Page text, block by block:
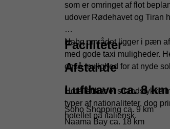
som er omringet af flot
udover Rødehavet og Tiran
Nabq området ligger i pæn
med gode taxi muligheder.
også mulighed for at nyde
Hotellet har et strandstykke
typer af nationaliteter, dog
hotellet på italiensk.
Faciliteter
Afstande
Lufthavn ca. 8 km
Soho Shopping ca. 9 km
Naama Bay ca. 18 km